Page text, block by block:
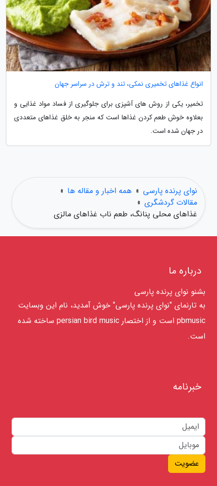
انواع غذاهای تخمیری نمکی، تند و ترش در سراسر جهان
تخمیر، یکی از روش های آشپزی برای جلوگیری از فساد مواد غذایی و
بعلاوه خوش طعم کردن غذاها است که منجر به خلق غذاهای متعددی
در جهان شده است.
نوای پرنده پارسی » همه اخبار و مقاله ها »
مقالات گردشگری »
غذاهای محلی پنانگ، طعم ناب غذاهای مالزی
درباره ما
بشنو نوای پرنده پارسی
به تارنمای "نوای پرنده پارسی" خوش آمدید، نام این وبسایت
pbmusic است و از اختصار persian bird music ساخته شده
است.
خبرنامه
عضویت